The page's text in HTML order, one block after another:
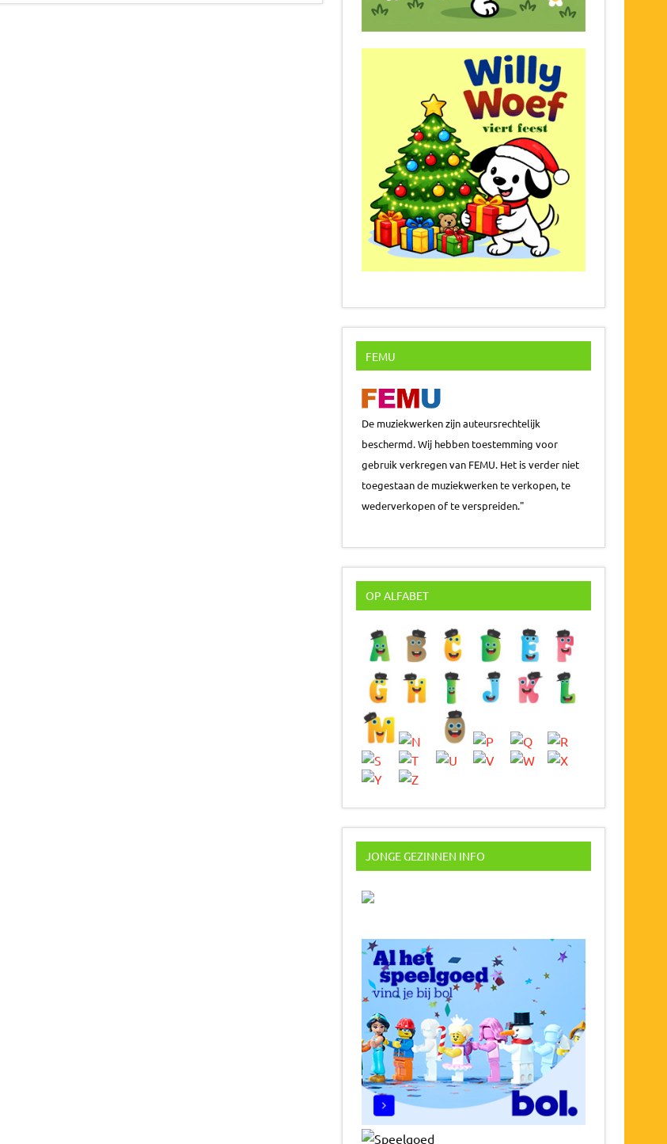
FEMU
De muziekwerken zijn auteursrechtelijk
beschermd. Wij hebben toestemming voor
gebruik verkregen van FEMU. Het is verder niet
toegestaan de muziekwerken te verkopen, te
wederverkopen of te verspreiden."
OP ALFABET
JONGE GEZINNEN INFO